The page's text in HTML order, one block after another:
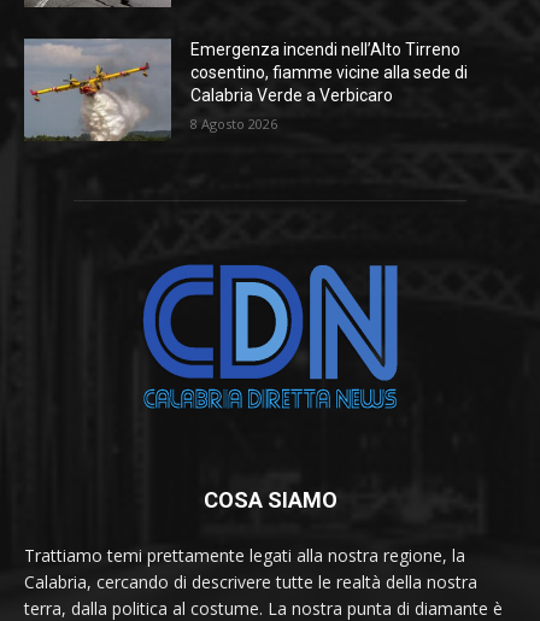
Emergenza incendi nell’Alto Tirreno
cosentino, fiamme vicine alla sede di
Calabria Verde a Verbicaro
8 Agosto 2026
COSA SIAMO
Trattiamo temi prettamente legati alla nostra regione, la
Calabria, cercando di descrivere tutte le realtà della nostra
terra, dalla politica al costume. La nostra punta di diamante è